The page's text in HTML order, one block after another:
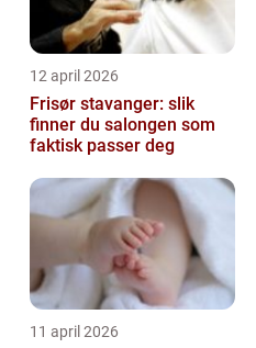
12 april 2026
Frisør stavanger: slik
finner du salongen som
faktisk passer deg
11 april 2026